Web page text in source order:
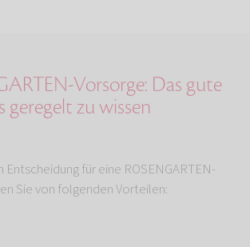
Vorsorge: Das gute
geregelt zu wissen
für eine ROSENGARTEN-
Sie von folgenden Vorteilen: